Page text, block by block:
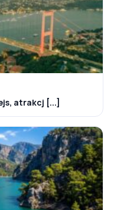
atrakcj [...]